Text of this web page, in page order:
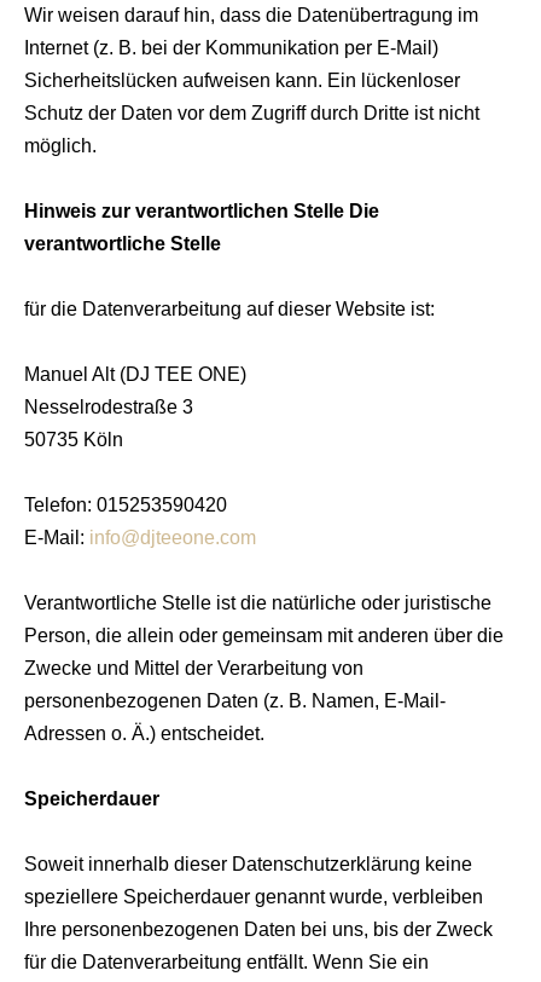
Wir weisen darauf hin, dass die Datenübertragung im
Internet (z. B. bei der Kommunikation per E-Mail)
Sicherheitslücken aufweisen kann. Ein lückenloser
Schutz der Daten vor dem Zugriff durch Dritte ist nicht
möglich.
Hinweis zur verantwortlichen Stelle Die
verantwortliche Stelle
für die Datenverarbeitung auf dieser Website ist:
Manuel Alt (DJ TEE ONE)
Nesselrodestraße 3
50735 Köln
Telefon: 015253590420
E-Mail: info@djteeone.com
Verantwortliche Stelle ist die natürliche oder juristische
Person, die allein oder gemeinsam mit anderen über die
Zwecke und Mittel der Verarbeitung von
personenbezogenen Daten (z. B. Namen, E-Mail-
Adressen o. Ä.) entscheidet.
Speicherdauer
Soweit innerhalb dieser Datenschutzerklärung keine
speziellere Speicherdauer genannt wurde, verbleiben
Ihre personenbezogenen Daten bei uns, bis der Zweck
für die Datenverarbeitung entfällt. Wenn Sie ein